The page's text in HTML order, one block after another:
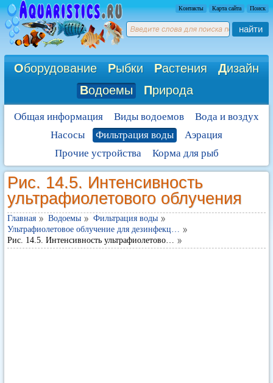
Контакты Карта сайта Поиск
найти
Оборудование Рыбки Растения Дизайн
Водоемы Природа
Общая информация Виды водоемов
Вода и воздух
Насосы
Фильтрация воды
Аэрация
Прочие устройства
Корма для рыб
Рис. 14.5. Интенсивность
ультрафиолетового облучения
Главная Водоемы
Фильтрация воды
Ультрафиолетовое облучение для дезинфекц…
Рис. 14.5. Интенсивность ультрафиолетово…